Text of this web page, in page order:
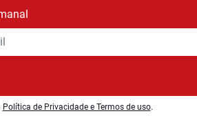
Política de Privacidade e Termos de uso.